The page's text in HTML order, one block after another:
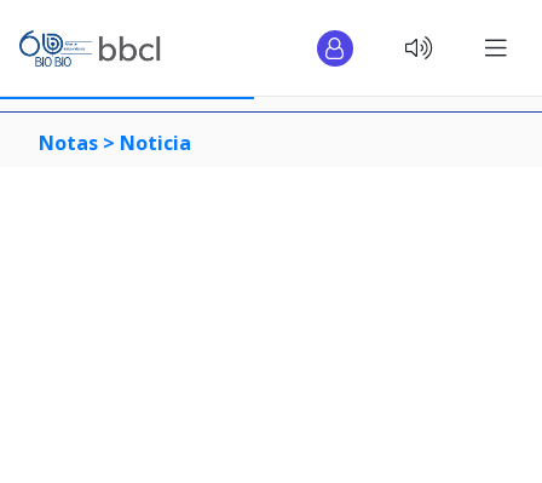
Notas > Noticia